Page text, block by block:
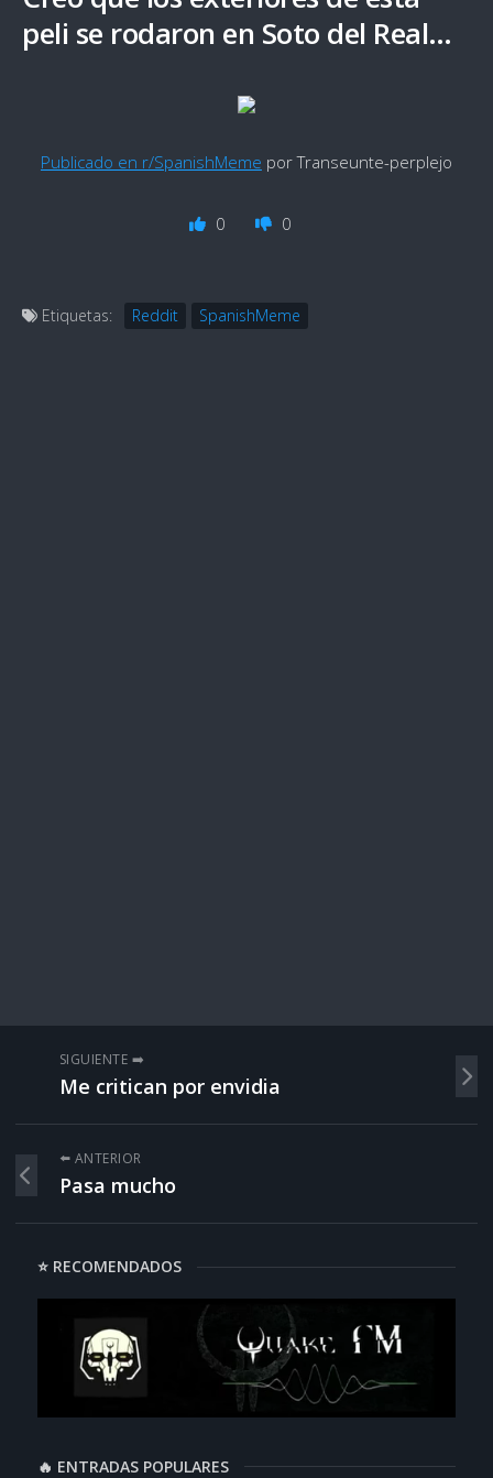
peli se rodaron en Soto del Real…
Publicado en r/SpanishMeme por Transeunte-perplejo
0 0
Etiquetas: Reddit SpanishMeme
SIGUIENTE ➡️
Me critican por envidia
⬅️ ANTERIOR
Pasa mucho
⭐ RECOMENDADOS
🔥 ENTRADAS POPULARES